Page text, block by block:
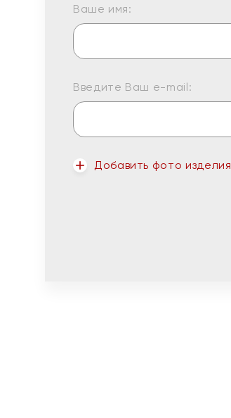
Ваше имя:
Введите Ваш e-mail:
Добавить фото изделия